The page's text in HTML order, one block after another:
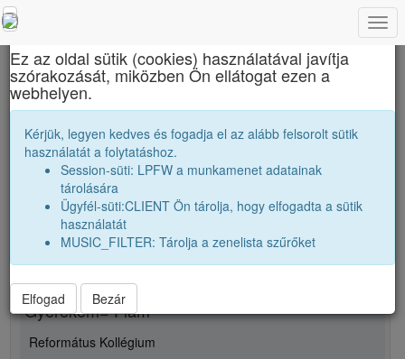
Báthory István Elméleti Líceum
Pálfalvi Attila
whatshot
Új rokonsági kapcsolat megjelölése
Rokon neme
Gyerekem= Fiam
Református Kollégium
Ez az oldal sütik (cookies) használatával javítja
szórakozását, miközben Ön ellátogat ezen a
webhelyen.
Kérjük, legyen kedves és fogadja el az alább felsorolt sütik
használatát a folytatáshoz.
Session-süti: LPFW a munkamenet adatainak
tárolására
Ügyfél-süti:CLIENT Ön tárolja, hogy elfogadta a sütik
használatát
MUSIC_FILTER: Tárolja a zenelista szűrőket
Elfogad Bezár